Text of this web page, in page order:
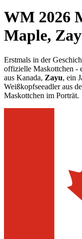
WM 2026
Maple,
Erstmals in der
offizielle Maskottchen -
aus Kanada, Zayu, ein
Weißkopfseeadler aus
Maskottchen im Porträt.